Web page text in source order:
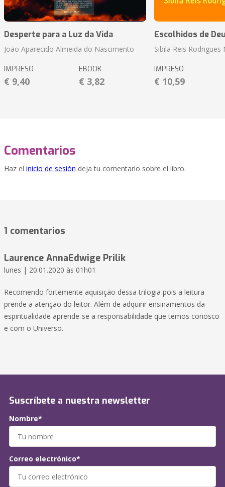
Desperte para a Luz da Vida
João Aparecido Almeida do Nascimento
IMPRESO
€ 9,40
EBOOK
€ 3,82
Escolhidos de
Sibila Reis
IMPRESO
€ 10,59
Comentarios
Haz el inicio de sesión deja tu comentario sobre el libro.
1 comentarios
Laurence AnnaEdwige Prilik
lunes | 20.01.2020 às 01h01
Recomendo fortemente aquisição dessa trilogia pois a leitura
prende a atenção do leitor. Além de adquirir ensinamentos da
espiritualidade aprende-se a responsabilidade que temos conosco
e com o Universo.
Suscríbete a nuestra newsletter
Nombre*
Correo electrónico*